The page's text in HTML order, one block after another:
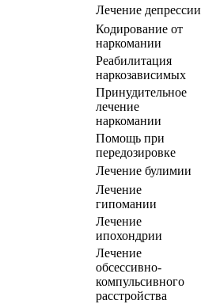
Лечение депрессии
Кодирование от
наркомании
Реабилитация
наркозависимых
Принудительное
лечение
наркомании
Помощь при
передозировке
Лечение булимии
Лечение
гипомании
Лечение
ипохондрии
Лечение
обсессивно-
компульсивного
расстройства